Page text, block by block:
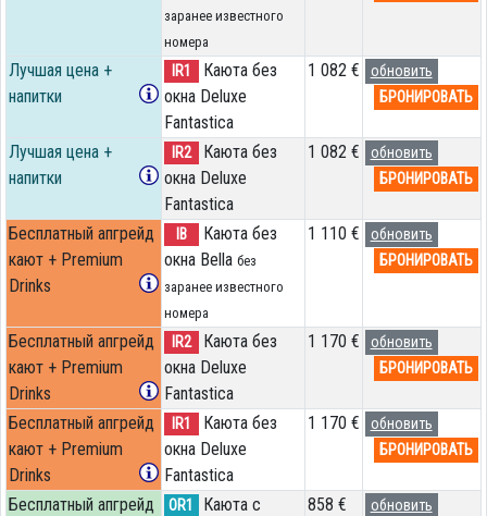
заранее известного
номера
Лучшая цена +
напитки
IR1
Каюта без
окна Deluxe
Fantastica
1 082 €
обновить
БРОНИРОВАТЬ
Лучшая цена +
напитки
IR2
Каюта без
окна Deluxe
Fantastica
1 082 €
обновить
БРОНИРОВАТЬ
Бесплатный апгрейд
кают + Premium
Drinks
IB
Каюта без
окна Bella без
заранее известного
номера
1 110 €
обновить
БРОНИРОВАТЬ
Бесплатный апгрейд
кают + Premium
Drinks
IR2
Каюта без
окна Deluxe
Fantastica
1 170 €
обновить
БРОНИРОВАТЬ
Бесплатный апгрейд
кают + Premium
Drinks
IR1
Каюта без
окна Deluxe
Fantastica
1 170 €
обновить
БРОНИРОВАТЬ
Бесплатный апгрейд
OR1
Каюта с
858 €
обновить